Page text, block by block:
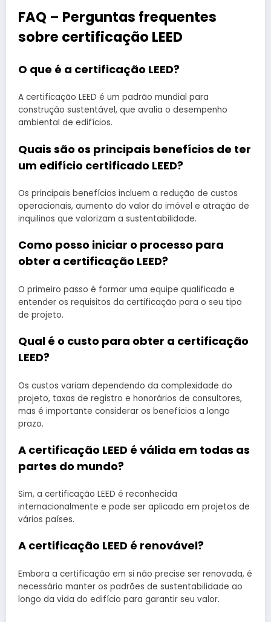
FAQ – Perguntas frequentes
sobre certificação LEED
O que é a certificação LEED?
A certificação LEED é um padrão mundial para
construção sustentável, que avalia o desempenho
ambiental de edifícios.
Quais são os principais benefícios de ter
um edifício certificado LEED?
Os principais benefícios incluem a redução de custos
operacionais, aumento do valor do imóvel e atração de
inquilinos que valorizam a sustentabilidade.
Como posso iniciar o processo para
obter a certificação LEED?
O primeiro passo é formar uma equipe qualificada e
entender os requisitos da certificação para o seu tipo
de projeto.
Qual é o custo para obter a certificação
LEED?
Os custos variam dependendo da complexidade do
projeto, taxas de registro e honorários de consultores,
mas é importante considerar os benefícios a longo
prazo.
A certificação LEED é válida em todas as
partes do mundo?
Sim, a certificação LEED é reconhecida
internacionalmente e pode ser aplicada em projetos de
vários países.
A certificação LEED é renovável?
Embora a certificação em si não precise ser renovada, é
necessário manter os padrões de sustentabilidade ao
longo da vida do edifício para garantir seu valor.